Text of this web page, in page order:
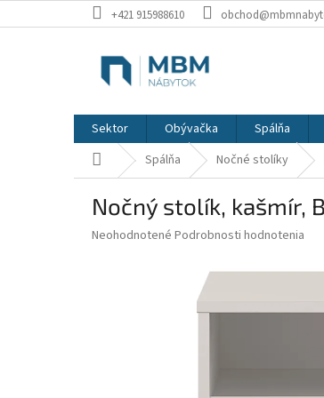
na
+421 915988610
Sektor Obývačka Spálňa
DomovSpálňa Nočné stolíky
Nočný stolík, kašmír,
Priemerné
Neohodnotené Podrobnosti hodnotenia